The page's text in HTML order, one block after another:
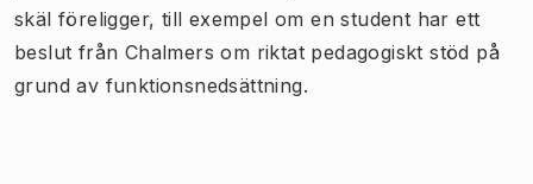
skäl föreligger, till exempel om en student har ett
beslut från Chalmers om riktat pedagogiskt stöd på
grund av funktionsnedsättning.